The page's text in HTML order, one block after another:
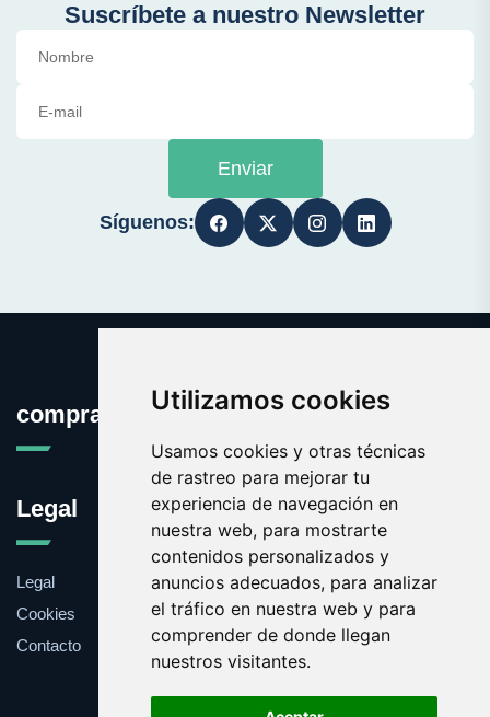
Utilizamos cookies
Usamos cookies y otras técnicas
de rastreo para mejorar tu
experiencia de navegación en
nuestra web, para mostrarte
contenidos personalizados y
anuncios adecuados, para analizar
el tráfico en nuestra web y para
comprender de donde llegan
nuestros visitantes.
Suscríbete a nuestro Newsletter
Enviar
Síguenos:
comprabarato.es
Legal
Legal
Cookies
Contacto